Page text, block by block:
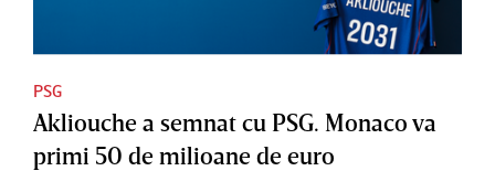
PSG
Akliouche a semnat cu PSG. Monaco va
primi 50 de milioane de euro